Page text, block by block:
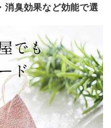
消臭効果など効能で選